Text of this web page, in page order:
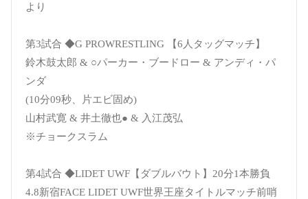
より
第3試合 ◆G PROWRESTLING 【6人タッグマッチ】
鈴木鼓太郎 & ○パーカー・ブードロー & アンディ・パ
ンダ
(10分09秒、片エビ固め)
山村武寛 & 井土徹也● & 入江茂弘
※チョークスラム
第4試合 ◆LIDET UWF【ダブルバウト】20分1本勝負
4.8新宿FACE LIDET UWF世界王座タイトルマッチ前哨